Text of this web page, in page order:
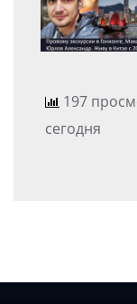
197
сегодня